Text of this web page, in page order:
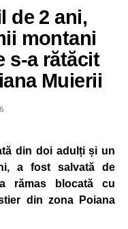
inspectori
școlari, educatori și
toate disciplinele din
școală
de la convingerea că
Provocarea nu
contexte în care
și transformate în
de 2 ani,
montani
s-a rătăcit
Muierii
din doi adulți și un
a fost salvată de
rămas blocată cu
din zona Poiana